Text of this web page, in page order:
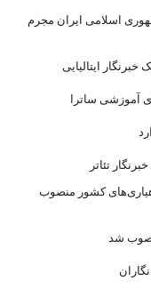
اسلامی ایران مجرم
ایتالیایی
آموزشی ساترا
تئاتر
کشور منصوب
شد